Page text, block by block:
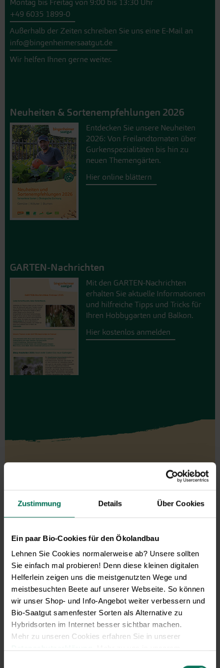
Zustimmung Details Über Cookies
Ein paar Bio-Cookies für den Ökolandbau
Lehnen Sie Cookies normalerweise ab? Unsere sollten
Sie einfach mal probieren! Denn diese kleinen digitalen
Helferlein zeigen uns die meistgenutzten Wege und
meistbesuchten Beete auf unserer Webseite. So können
wir unser Shop- und Info-Angebot weiter verbessern und
Bio-Saatgut samenfester Sorten als Alternative zu
Hybridsorten im Internet besser sichtbar machen.
Mehr zu unseren Cookies erfahren Sie in unserer
Montag bis Freitag von 9:00 bis 13:30 Uhr
+49 6035 1899-0
Außerhalb der Zeiten schreiben Sie uns eine E-Mail an
info@bingenheimersaatgut.de
Wir helfen Ihnen gerne weiter.
Neuheiten & Sortenempfehlungen 2026
Entdecken Sie unsere Neuheiten
2026: Von Freilandtomaten über
Gurkenspezialitäten bis hin zu
neuen Themengärten.
Hier online blättern
GARTEN-Nachrichten
Mit den GARTEN-Nachrichten
erhalten Sie aktuelle Informationen
und hilfreiche Tipps und Tricks für
Ihren Hobbygarten und Balkon.
Hier kostenlos anmelden
Artischocke
Asia-Salate
Bohnen
Kresse
Pastinaken
Petersilienwurzel
Radies
Rettich
Rote Bete
Rucola
Salat
Schwarz-/Haferwurzel
Sellerie
Spinat/Spinat-Ähnliche